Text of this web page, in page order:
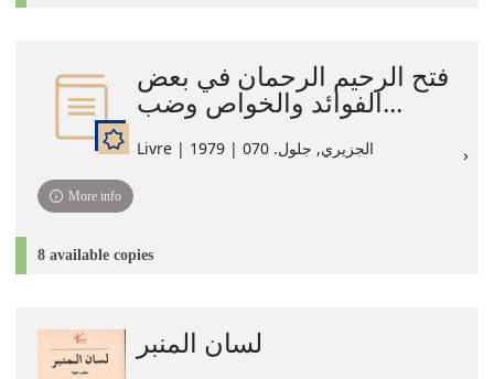
فتح الرحيم الرحمان في بعض
الفوائد والخواص وضب...
Livre | الجزيري, جلول. 070 | 1979
More info
8 available copies
لسان المنبر